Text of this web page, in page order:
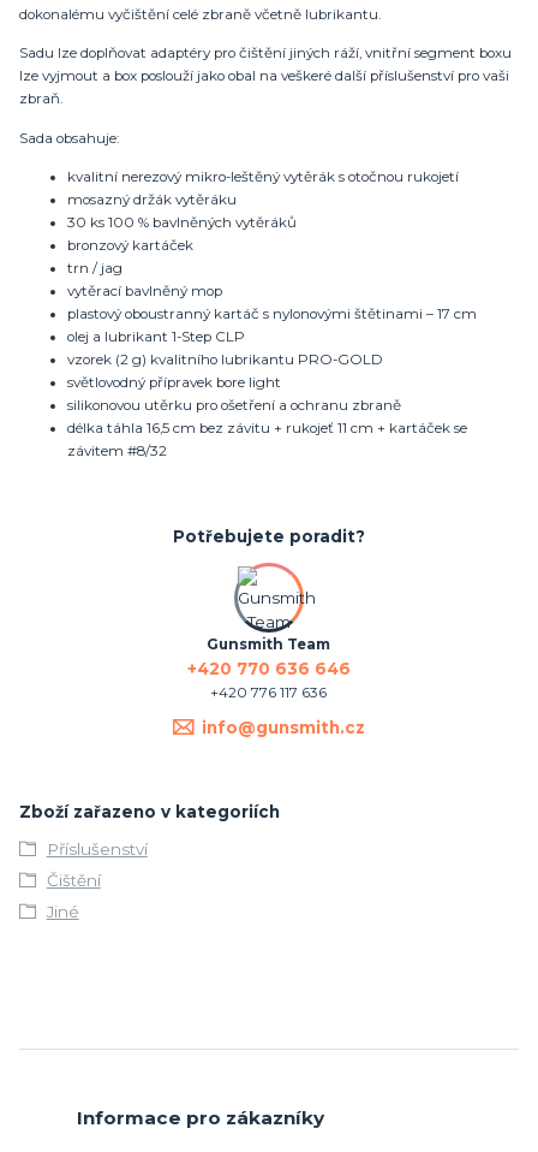
dokonalému vyčištění celé zbraně včetně lubrikantu.
Sadu lze doplňovat adaptéry pro čištění jiných ráží, vnitřní segment boxu
lze vyjmout a box poslouží jako obal na veškeré další příslušenství pro vaši
zbraň.
Sada obsahuje:
kvalitní nerezový mikro-leštěný vytěrák s otočnou rukojetí
mosazný držák vytěráku
30 ks 100 % bavlněných vytěráků
bronzový kartáček
trn / jag
vytěrací bavlněný mop
plastový oboustranný kartáč s nylonovými štětinami – 17 cm
olej a lubrikant 1-Step CLP
vzorek (2 g) kvalitního lubrikantu PRO-GOLD
světlovodný přípravek bore light
silikonovou utěrku pro ošetření a ochranu zbraně
délka táhla 16,5 cm bez závitu + rukojeť 11 cm + kartáček se
závitem #8/32
Potřebujete poradit?
Gunsmith Team
+420 770 636 646
+420 776 117 636
info@gunsmith.cz
Zboží zařazeno v kategoriích
Příslušenství
Čištění
Jiné
Informace pro zákazníky